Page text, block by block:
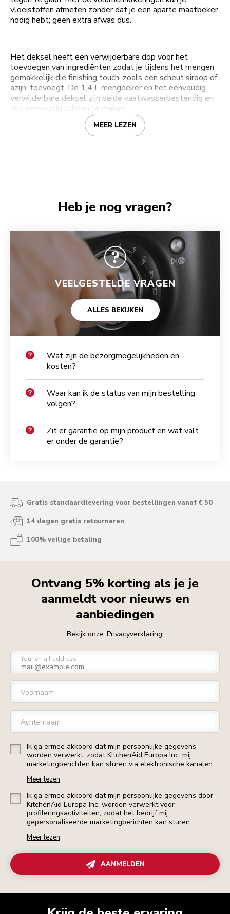
vloeistoffen afmeten zonder dat je een aparte maatbeker
nodig hebt; geen extra afwas dus.
Het deksel heeft een verwijderbare dop voor het
toevoegen van ingrediënten zodat je tijdens het mengen
gemakkelijk die finishing touch, zoals een scheut siroop of
azijn, toevoegt. De 1,4 L mengbeker en het eenvoudig
verwijderbare deksel zijn beide vaatwasserbestendig en
dus eenvoudig schoon te maken.
MEER LEZEN
Heb je nog vragen?
VEELGESTELDE VRAGEN
ALLES BEKIJKEN
Wat zijn de bezorgmogelijkheden en -
kosten?
Waar kan ik de status van mijn bestelling
volgen?
Zit er garantie op mijn product en wat valt
er onder de garantie?
Gratis standaardlevering voor bestellingen vanaf € 50
14 dagen gratis retourneren
100% veilige betaling
Ontvang 5% korting als je je
aanmeldt voor nieuws en
aanbiedingen
Bekijk onze Privacyverklaring
Your email address
Voornaam
Achternaam
Ik ga ermee akkoord dat mijn persoonlijke gegevens
worden verwerkt, zodat KitchenAid Europa Inc. mij
marketingberichten kan sturen via elektronische kanalen.
Meer lezen
Ik ga ermee akkoord dat mijn persoonlijke gegevens door
KitchenAid Europa Inc. worden verwerkt voor
profileringsactiviteiten, zodat het bedrijf mij
gepersonaliseerde marketingberichten kan sturen.
Meer lezen
AANMELDEN